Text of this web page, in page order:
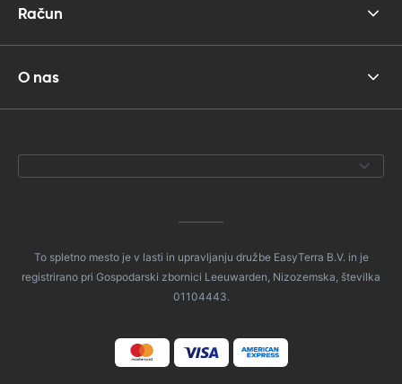
Račun
O nas
To spletno mesto je v lasti in upravljanju družbe EasyTerra B.V. in je
registrirano pri Gospodarski zbornici Leeuwarden, Nizozemska, številka
01104443.